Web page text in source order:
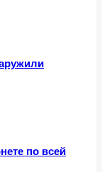
по всей